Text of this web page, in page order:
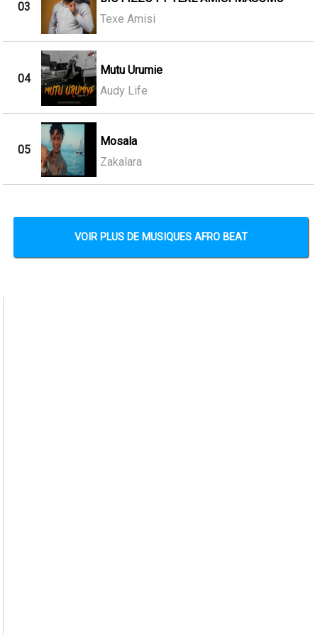
03
Texe Amisi
04
Mutu Urumie
Audy Life
05
Mosala
Zakalara
VOIR PLUS DE MUSIQUES AFRO BEAT